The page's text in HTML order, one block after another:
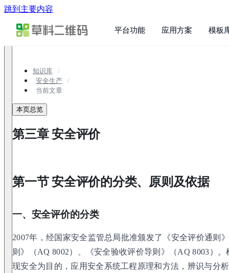
跳到主要内容
平台功能 应用方案 模板
知识库
安全生产
当前文章
本页总览
第三章 安全评价
第一节 安全评价的分类、原则及依据
一、安全评价的分类
2007年，经国家安全监管总局批准颁发了《安全评价通则
则》（AQ 8002）、《安全验收评价导则》（AQ 8003）
现安全为目的，应用安全系统工程原理和方法，辨识与分